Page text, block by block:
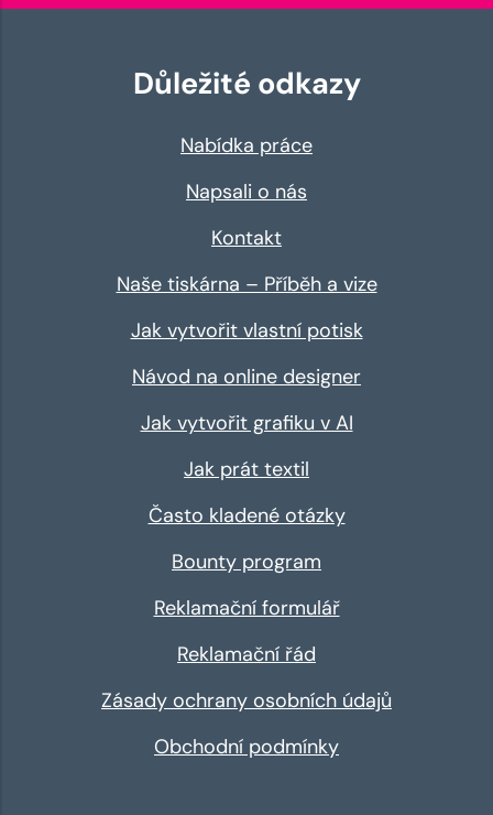
Důležité odkazy
Nabídka práce
Napsali o nás
Kontakt
Naše tiskárna – Příběh a vize
Jak vytvořit vlastní potisk
Návod na online designer
Jak vytvořit grafiku v AI
Jak prát textil
Často kladené otázky
Bounty program
Reklamační formulář
Reklamační řád
Zásady ochrany osobních údajů
Obchodní podmínky